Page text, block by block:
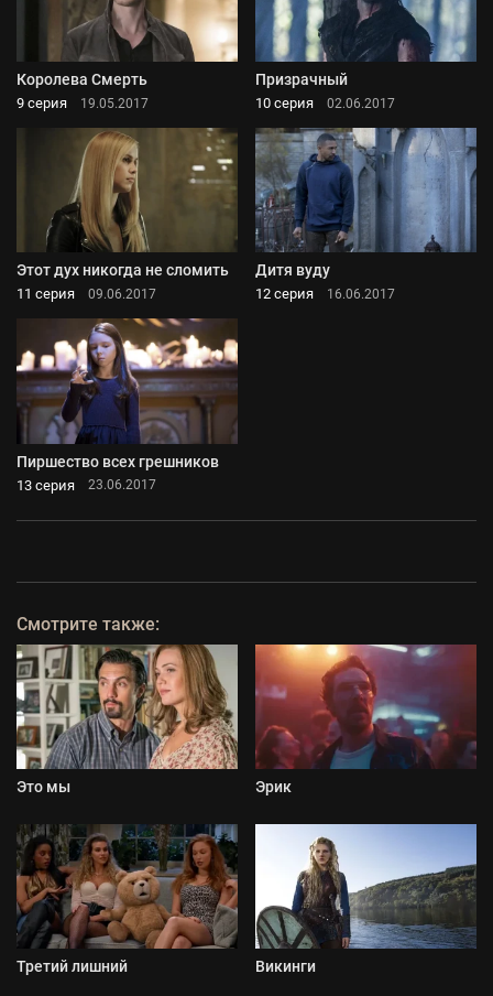
Королева Смерть
9 серия 19.05.2017
Призрачный
10 серия 02.06.2017
Этот дух никогда не сломить
11 серия 09.06.2017
Дитя вуду
12 серия 16.06.2017
Пиршество всех грешников
13 серия 23.06.2017
Смотрите также:
Это мы Эрик
Третий лишний Викинги